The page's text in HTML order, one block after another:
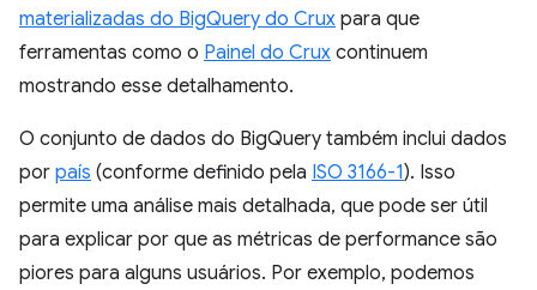
materializadas do BigQuery do Crux para que
ferramentas como o Painel do Crux continuem
mostrando esse detalhamento.
O conjunto de dados do BigQuery também inclui dados
por país (conforme definido pela ISO 3166-1). Isso
permite uma análise mais detalhada, que pode ser útil
para explicar por que as métricas de performance são
piores para alguns usuários. Por exemplo, podemos